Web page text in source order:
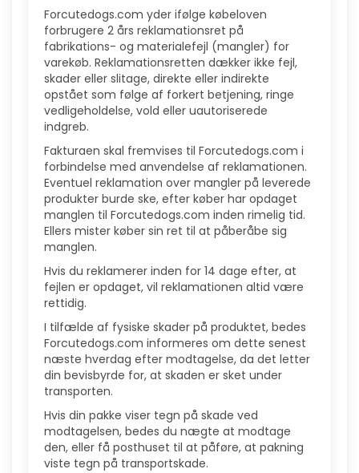
Forcutedogs.com yder ifølge købeloven
forbrugere 2 års reklamationsret på
fabrikations- og materialefejl (mangler) for
varekøb. Reklamationsretten dækker ikke fejl,
skader eller slitage, direkte eller indirekte
opstået som følge af forkert betjening, ringe
vedligeholdelse, vold eller uautoriserede
indgreb.
Fakturaen skal fremvises til Forcutedogs.com i
forbindelse med anvendelse af reklamationen.
Eventuel reklamation over mangler på leverede
produkter burde ske, efter køber har opdaget
manglen til Forcutedogs.com inden rimelig tid.
Ellers mister køber sin ret til at påberåbe sig
manglen.
Hvis du reklamerer inden for 14 dage efter, at
fejlen er opdaget, vil reklamationen altid være
rettidig.
I tilfælde af fysiske skader på produktet, bedes
Forcutedogs.com informeres om dette senest
næste hverdag efter modtagelse, da det letter
din bevisbyrde for, at skaden er sket under
transporten.
Hvis din pakke viser tegn på skade ved
modtagelsen, bedes du nægte at modtage
den, eller få posthuset til at påføre, at pakning
viste tegn på transportskade.